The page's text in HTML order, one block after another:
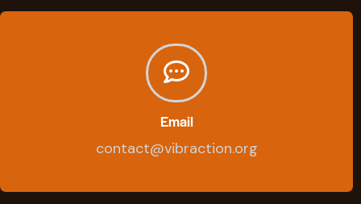
Email
contact@vibraction.org